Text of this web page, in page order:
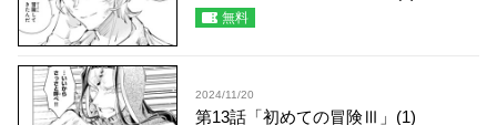
無料
2024/11/20
第13話「初めての冒険Ⅲ」(1)